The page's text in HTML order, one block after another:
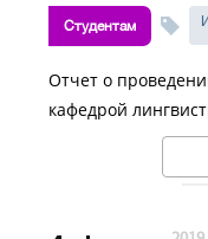
Студентам
Отчет о
кафедрой